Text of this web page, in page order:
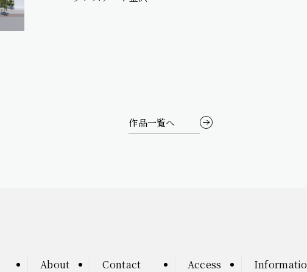
作品一覧へ
About Contact Access